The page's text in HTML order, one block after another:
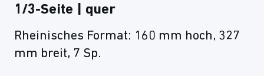
1/3-Seite | quer
Rheinisches Format: 160 mm hoch, 327
mm breit, 7 Sp.